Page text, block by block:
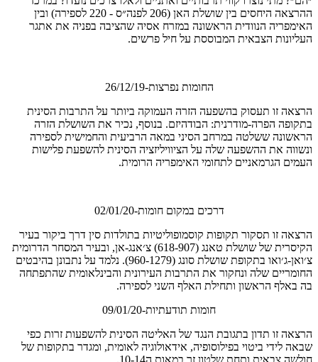
ההרצאה היחסים בין שושלת האן (206 לפנה״ס - 220 לספירה) ובין
האימפריה הנוודית הראשונה במזרח אסיה שהציבה בפניה את אתגר
העליונות הצבאית המבוססת על חיל פרשים.
החומות נפרצות-26/12/19
הרצאה זו תעסוק בהשפעה הזרה העמוקה ביותר על התרבות הסינית
בתקופה הפרה-מודרנית: הבודהיזם. בנוסף, נכיר את השושלת הזרה
הראשונה ששלטה במרחב הסיני במאה הרביעית והחמישית לספירה
ונשווה את ההשפעה שלה על הציוויליזציה הסינית להשפעת פלישות
העמים הגרמאניים לתחומי האימפריה הרומית.
דרכים במקום חומות-02/01/20
הרצאה זו תסקור תקופות קוסמופוליטיות בתולדות סין דרך ביקור בעיר
הקיסרית של שושלת טאנג (618-907) צ׳אנג-אן, ובעיר המסחר הדרומית
צ׳ואן-ג׳ואו בתקופת שושלת סונג (960-1279). נלמד על נתבונן בהיבטים
החומריים שלה ונחקור את התרבות העירונית והבינלאומית שהתפתחה
בה באלף הראשון ותחילת האלף השני לספירה.
חומות תודעתיות-09/01/20
הרצאה זו תדון בתגובת הנגד של האליטה הסינית להשפעות זרות כפי
שבאה לידי ביטוי בפילוסופיה, אידאולוגיה לאומית, ומגדר בתקופות של
חולשה צבאית ותחת שלטון זר במאות ה10-14.